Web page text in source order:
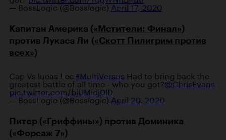
— BossLogic (@Bosslogic)April 17, 2020
Капитан Америка («Мстители: Финал»)
против Лукаса Ли («Скотт Пилигрим против
всех»)
Cap Vs lucas Lee #MultiVersus Had to bring back the
greatest battle of all time - who you got?@ChrisEvans
pic.twitter.com/bjUMidj0lD
— BossLogic (@Bosslogic)April 20, 2020
Питер («Гриффины») против Доминика
(«Форсаж 7»)